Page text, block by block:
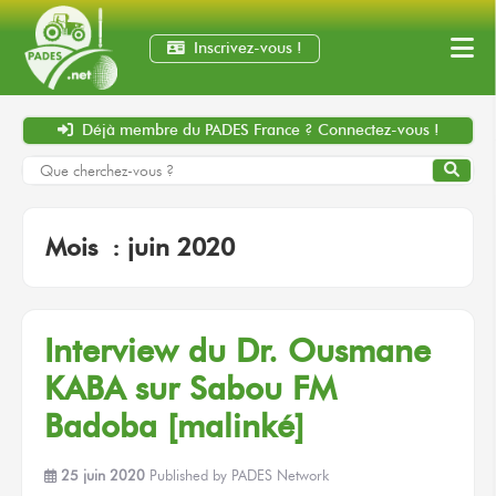
Inscrivez-vous !
Déjà membre du PADES France ? Connectez-vous !
Mois : juin 2020
Interview du Dr. Ousmane
KABA sur Sabou FM
Badoba [malinké]
25 juin 2020 Published by PADES Network